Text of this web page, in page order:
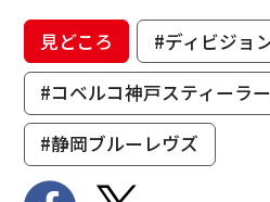
見どころ
#ディビジョ
#コベルコ神戸スティーラ
#静岡ブルーレヴズ